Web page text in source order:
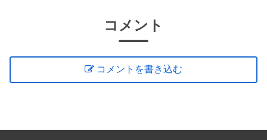
コメント
コメントを書き込む